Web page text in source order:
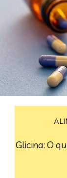
Glicina: O